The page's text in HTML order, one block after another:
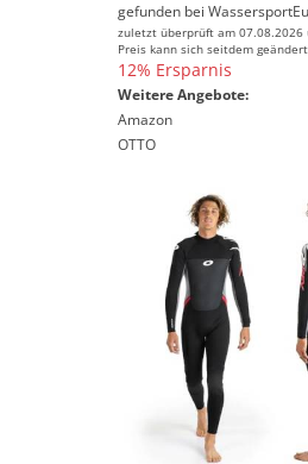
gefunden bei
zuletzt überprüft am 07.08.2026
Preis kann sich seitdem
12% Ersparnis
Weitere Angebote:
Amazon
OTTO